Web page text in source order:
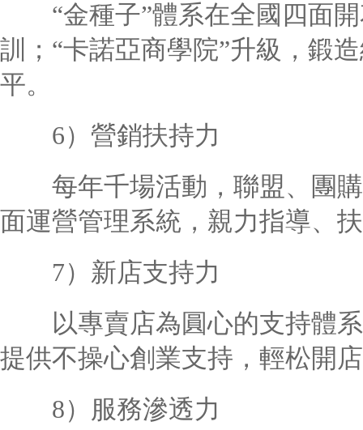
“金種子”體系在全國四面開
訓；“卡諾亞商學院”升級，鍛
平。
6）營銷扶持力
每年千場活動，聯盟、團購
面運營管理系統，親力指導、
7）新店支持力
以專賣店為圓心的支持體系
提供不操心創業支持，輕松開
8）服務滲透力